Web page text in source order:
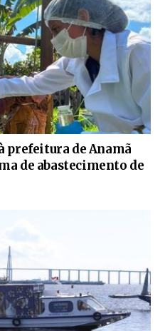
prefeitura de Anamã
de abastecimento de